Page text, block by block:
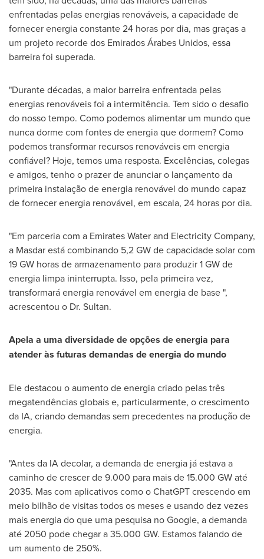
enfrentadas pelas energias renováveis, a capacidade de
fornecer energia constante 24 horas por dia, mas graças a
um projeto recorde dos Emirados Árabes Unidos, essa
barreira foi superada.
"Durante décadas, a maior barreira enfrentada pelas
energias renováveis foi a intermitência. Tem sido o desafio
do nosso tempo. Como podemos alimentar um mundo que
nunca dorme com fontes de energia que dormem? Como
podemos transformar recursos renováveis em energia
confiável? Hoje, temos uma resposta. Excelências, colegas
e amigos, tenho o prazer de anunciar o lançamento da
primeira instalação de energia renovável do mundo capaz
de fornecer energia renovável, em escala, 24 horas por dia.
"Em parceria com a Emirates Water and Electricity Company,
a Masdar está combinando 5,2 GW de capacidade solar com
19 GW horas de armazenamento para produzir 1 GW de
energia limpa ininterrupta. Isso, pela primeira vez,
transformará energia renovável em energia de base ",
acrescentou o Dr. Sultan.
Apela a uma diversidade de opções de energia para
atender às futuras demandas de energia do mundo
Ele destacou o aumento de energia criado pelas três
megatendências globais e, particularmente, o crescimento
da IA, criando demandas sem precedentes na produção de
energia.
"Antes da IA decolar, a demanda de energia já estava a
caminho de crescer de 9.000 para mais de 15.000 GW até
2035. Mas com aplicativos como o ChatGPT crescendo em
meio bilhão de visitas todos os meses e usando dez vezes
mais energia do que uma pesquisa no Google, a demanda
até 2050 pode chegar a 35.000 GW. Estamos falando de
um aumento de 250%.